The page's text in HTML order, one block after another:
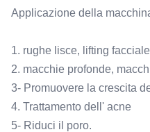
Applicazione della
1. rughe lisce, lifting facciale
2. macchie profonde,
3- Promuovere la crescita
4. Trattamento dell' acne
5- Riduci il poro.